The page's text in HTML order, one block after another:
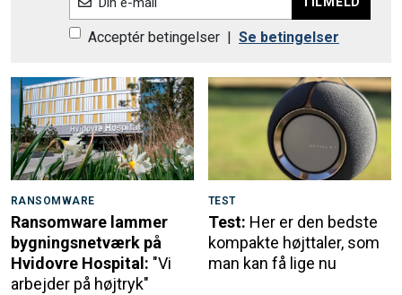
Acceptér betingelser Se betingelser
RANSOMWARE
Ransomware lammer
bygningsnetværk på
Hvidovre Hospital: "Vi
arbejder på højtryk"
TEST
Test: Her er den bedste
kompakte højttaler, som
man kan få lige nu